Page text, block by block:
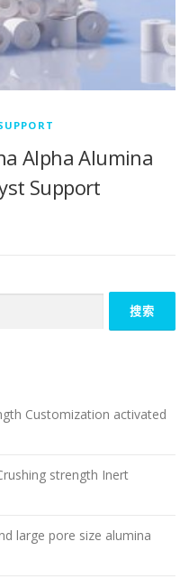
Alpha Alumina
Support
Customization activated
strength Inert
large pore size alumina